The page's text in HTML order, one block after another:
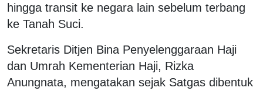
hingga transit ke negara lain sebelum terbang
ke Tanah Suci.
Sekretaris Ditjen Bina Penyelenggaraan Haji
dan Umrah Kementerian Haji, Rizka
Anungnata, mengatakan sejak Satgas dibentuk